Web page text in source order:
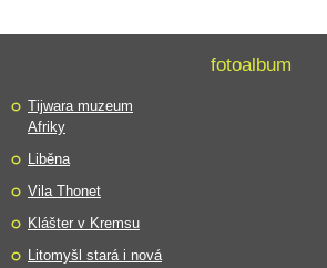
fotoalbum
Tijwara muzeum
Afriky
Liběna
Vila Thonet
Klášter v Kremsu
Litomyšl stará i nová